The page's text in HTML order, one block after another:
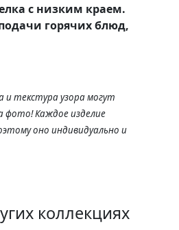
с низким краем.
горячих блюд,
текстура узора могут
фото! Каждое изделие
оно индивидуально и
коллекциях